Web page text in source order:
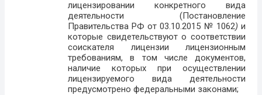
лицензировании конкретного вида
деятельности (Постановление
Правительства РФ от 03.10.2015 № 1062) и
которые свидетельствуют о соответствии
соискателя лицензии лицензионным
требованиям, в том числе документов,
наличие которых при осуществлении
лицензируемого вида деятельности
предусмотрено федеральными законами;